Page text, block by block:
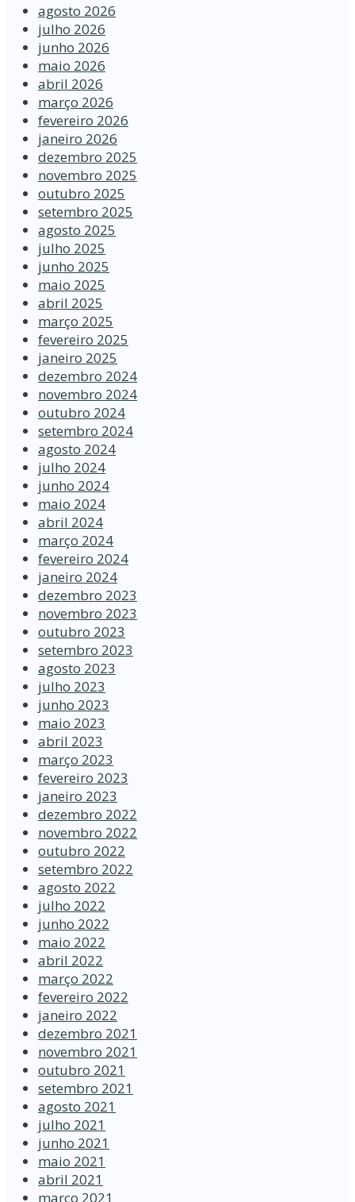
agosto 2026
julho 2026
junho 2026
maio 2026
abril 2026
março 2026
fevereiro 2026
janeiro 2026
dezembro 2025
novembro 2025
outubro 2025
setembro 2025
agosto 2025
julho 2025
junho 2025
maio 2025
abril 2025
março 2025
fevereiro 2025
janeiro 2025
dezembro 2024
novembro 2024
outubro 2024
setembro 2024
agosto 2024
julho 2024
junho 2024
maio 2024
abril 2024
março 2024
fevereiro 2024
janeiro 2024
dezembro 2023
novembro 2023
outubro 2023
setembro 2023
agosto 2023
julho 2023
junho 2023
maio 2023
abril 2023
março 2023
fevereiro 2023
janeiro 2023
dezembro 2022
novembro 2022
outubro 2022
setembro 2022
agosto 2022
julho 2022
junho 2022
maio 2022
abril 2022
março 2022
fevereiro 2022
janeiro 2022
dezembro 2021
novembro 2021
outubro 2021
setembro 2021
agosto 2021
julho 2021
junho 2021
maio 2021
abril 2021
março 2021